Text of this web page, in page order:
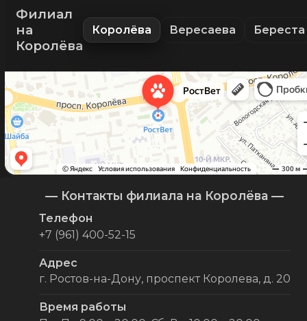
Филиал
на
Королёва
Королёва Вересаева Береста
— Контакты филиала на Королёва —
Телефон
+7 (961) 400-52-15
Адрес
г. Ростов-на-Дону, проспект Королева, д. 20
Время работы